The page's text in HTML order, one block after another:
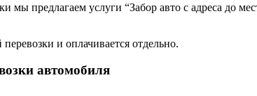
мы предлагаем услуги “Забор авто с адреса до
и оплачивается отдельно.
автомобиля